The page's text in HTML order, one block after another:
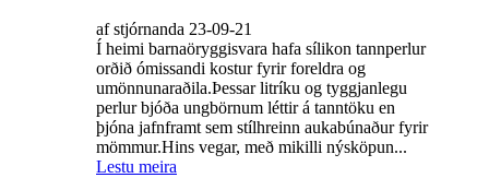
af stjórnanda 23-09-21
Í heimi barnaöryggisvara hafa sílikon tannperlur
orðið ómissandi kostur fyrir foreldra og
umönnunaraðila.Þessar litríku og tyggjanlegu
perlur bjóða ungbörnum léttir á tanntöku en
þjóna jafnframt sem stílhreinn aukabúnaður fyrir
mömmur.Hins vegar, með mikilli nýsköpun...
Lestu meira